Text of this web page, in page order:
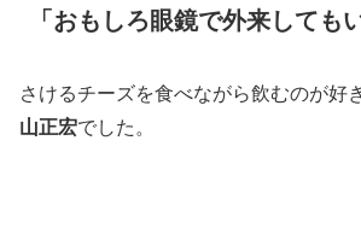
「おもしろ眼鏡で外来しても
さけるチーズを食べながら飲むのが好
山正宏でした。